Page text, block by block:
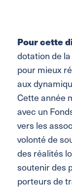
Pour cette
dotation de
pour mieux
aux
Cette année
avec un
vers les
volonté de
des réalités
soutenir des
porteurs de